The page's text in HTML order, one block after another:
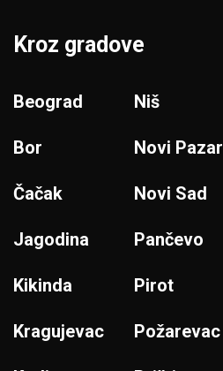
Kroz gradove
Beograd
Bor
Čačak
Jagodina
Kikinda
Kragujevac
Niš
Novi Pazar
Novi Sad
Pančevo
Pirot
Požarevac